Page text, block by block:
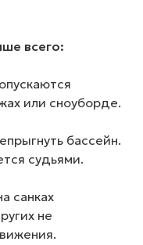
всего:
или сноуборде.
бассейн.
судьями.
санках
не